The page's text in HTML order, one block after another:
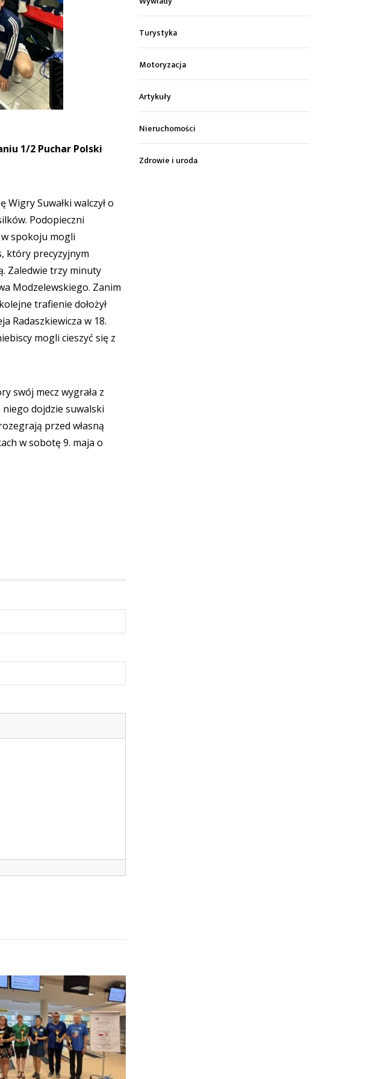
1/2 Puchar Polski
Suwałki walczył o
Podopieczni
spokoju mogli
który precyzyjnym
Zaledwie trzy minuty
Modzelewskiego. Zanim
trafienie dołożył
Radaszkiewicza w 18.
mogli cieszyć się z
swój mecz wygrała z
niego dojdzie suwalski
przed własną
w sobotę 9. maja o
Turystyka
Motoryzacja
Artykuły
Nieruchomości
Zdrowie i uroda